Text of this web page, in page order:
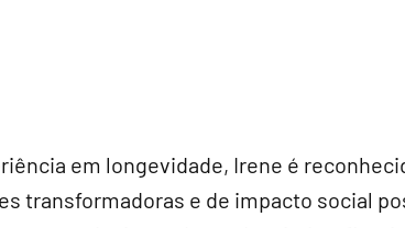
em longevidade, Irene é
transformadoras e de impacto social